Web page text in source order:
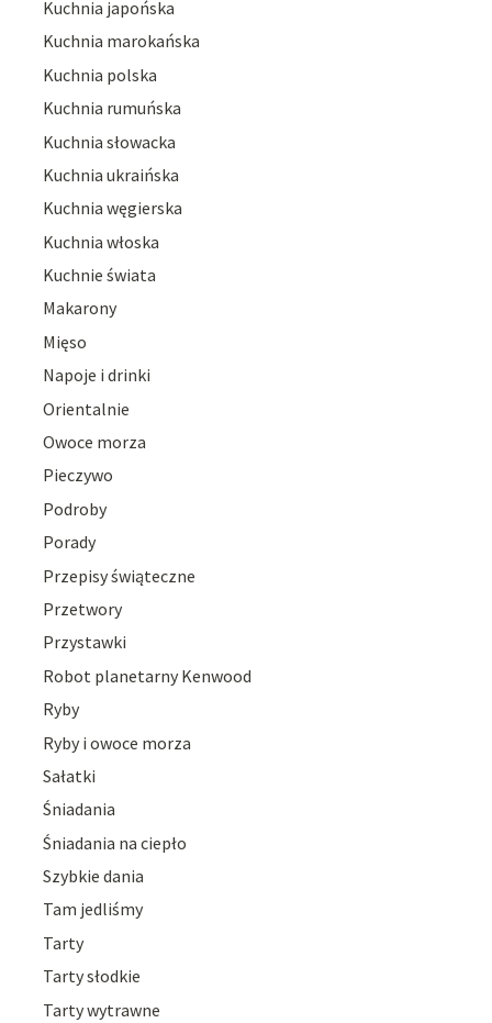
Kuchnia japońska
Kuchnia marokańska
Kuchnia polska
Kuchnia rumuńska
Kuchnia słowacka
Kuchnia ukraińska
Kuchnia węgierska
Kuchnia włoska
Kuchnie świata
Makarony
Mięso
Napoje i drinki
Orientalnie
Owoce morza
Pieczywo
Podroby
Porady
Przepisy świąteczne
Przetwory
Przystawki
Robot planetarny Kenwood
Ryby
Ryby i owoce morza
Sałatki
Śniadania
Śniadania na ciepło
Szybkie dania
Tam jedliśmy
Tarty
Tarty słodkie
Tarty wytrawne